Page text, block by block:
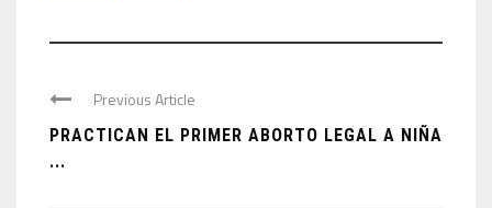
Previous Article
PRACTICAN EL PRIMER ABORTO LEGAL A NIÑA
...